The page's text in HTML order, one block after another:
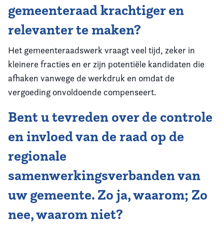
gemeenteraad krachtiger en
relevanter te maken?
Het gemeenteraadswerk vraagt veel tijd, zeker in
kleinere fracties en er zijn potentiële kandidaten die
afhaken vanwege de werkdruk en omdat de
vergoeding onvoldoende compenseert.
Bent u tevreden over de controle
en invloed van de raad op de
regionale
samenwerkingsverbanden van
uw gemeente. Zo ja, waarom; Zo
nee, waarom niet?